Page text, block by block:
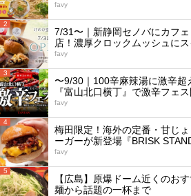
favy
2
7/31〜｜新静岡セノバにカフ
店！濃厚クロックムッシュに
favy
3
〜9/30｜100辛麻辣湯に激辛超
『富山北口横丁』で激辛フェ
favy
4
梅田限定！海外の定番・甘じ
ーガーが新登場『BRISK
favy
5
【広島】原爆ドーム近くのお
麺から話題の一杯まで